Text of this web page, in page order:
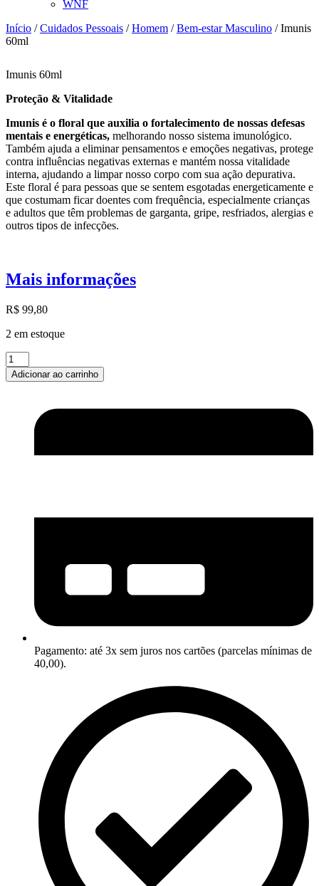
WNF
Início /Cuidados Pessoais /Homem /Bem-estar Masculino / Imunis
60ml
Imunis 60ml
Proteção & Vitalidade
Imunis é o floral que auxilia o fortalecimento de nossas defesas
mentais e energéticas, melhorando nosso sistema imunológico.
Também ajuda a eliminar pensamentos e emoções negativas, protege
contra influências negativas externas e mantém nossa vitalidade
interna, ajudando a limpar nosso corpo com sua ação depurativa.
Este floral é para pessoas que se sentem esgotadas energeticamente e
que costumam ficar doentes com frequência, especialmente crianças
e adultos que têm problemas de garganta, gripe, resfriados, alergias e
outros tipos de infecções.
Mais informações
R$ 99,80
2 em estoque
Imunis
60ml
quantidade
Adicionar ao carrinho
Pagamento: até 3x sem juros nos cartões (parcelas mínimas de
40,00).